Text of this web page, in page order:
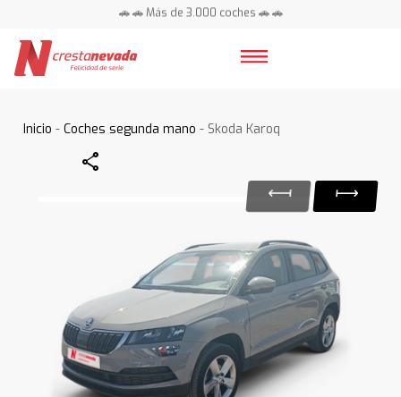
🚗 🚗 Más de 3.000 coches 🚗 🚗
Inicio -Coches segunda mano - Skoda Karoq
Share